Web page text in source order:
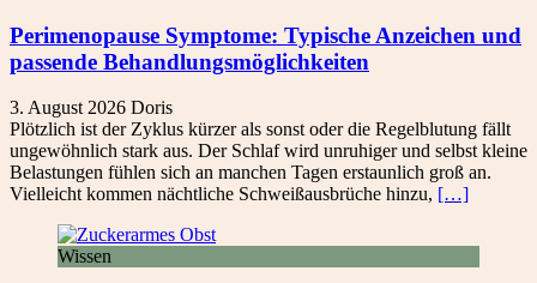
Perimenopause Symptome: Typische Anzeichen und
passende Behandlungsmöglichkeiten
3. August 2026 Doris
Plötzlich ist der Zyklus kürzer als sonst oder die Regelblutung fällt
ungewöhnlich stark aus. Der Schlaf wird unruhiger und selbst kleine
Belastungen fühlen sich an manchen Tagen erstaunlich groß an.
Vielleicht kommen nächtliche Schweißausbrüche hinzu, […]
Wissen